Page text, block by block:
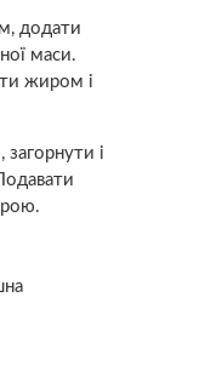
додати
маси.
жиром і
і